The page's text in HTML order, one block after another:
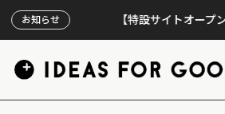
お知らせ 【特設サイトオープン】